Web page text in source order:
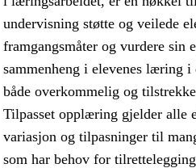
undervisning støtte og veilede
framgangsmåter og vurdere sin
sammenheng i elevenes læring
både overkommelig og
Tilpasset opplæring gjelder alle
variasjon og tilpasninger til
som har behov for